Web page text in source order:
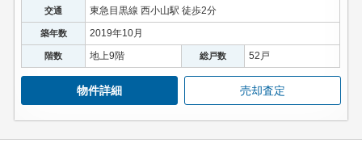
交通 東急目黒線 西小山駅 徒歩2分
築年数 2019年10月
階数 地上9階 総戸数 52戸
物件詳細 売却査定